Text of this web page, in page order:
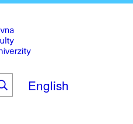
to
main
content
English